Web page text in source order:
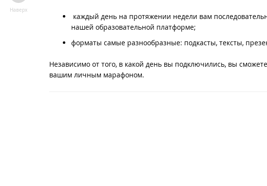
каждый день на протяжении недели вам
нашей образовательной платформе;
форматы самые разнообразные: подкасты, тексты,
Независимо от того, в какой день вы подключились, вы
вашим личным марафоном.
Наверх